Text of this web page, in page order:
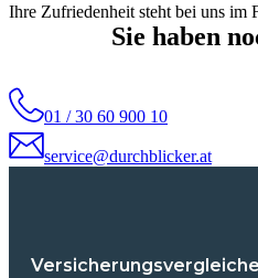
Ihre Zufriedenheit steht bei uns im
Sie haben
01 / 30 60 900 10
service@durchblicker.at
Versicherungsvergleiche